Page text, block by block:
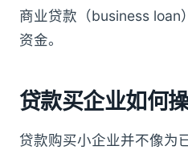
商业贷款（business loan
资金。
贷款买企业如何操
贷款购买小企业并不像为